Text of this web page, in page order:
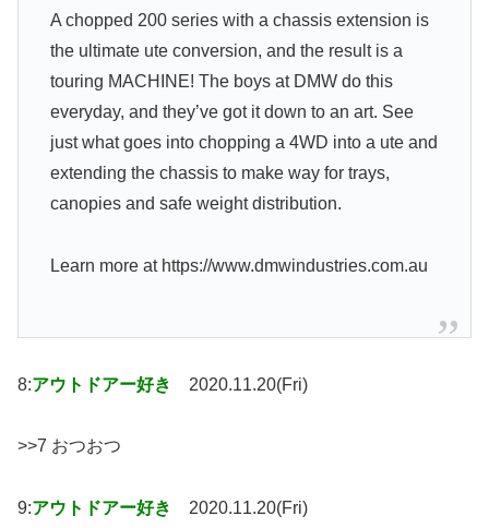
A chopped 200 series with a chassis extension is
the ultimate ute conversion, and the result is a
touring MACHINE! The boys at DMW do this
everyday, and they’ve got it down to an art. See
just what goes into chopping a 4WD into a ute and
extending the chassis to make way for trays,
canopies and safe weight distribution.
Learn more at https://www.dmwindustries.com.au
8:アウトドアー好き 2020.11.20(Fri)
>>7 おつおつ
9:アウトドアー好き 2020.11.20(Fri)